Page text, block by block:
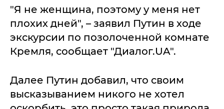
"Я не женщина, поэтому у меня нет
плохих дней", – заявил Путин в ходе
экскурсии по позолоченной комнате
Кремля, сообщает "Диалог.UA".
Далее Путин добавил, что своим
высказыванием никого не хотел